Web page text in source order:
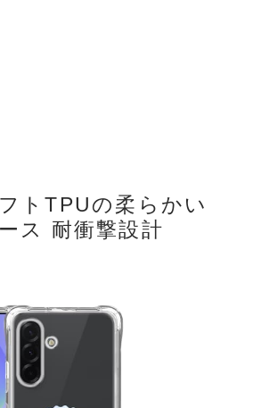
トTPUの柔らかい
ス 耐衝撃設計